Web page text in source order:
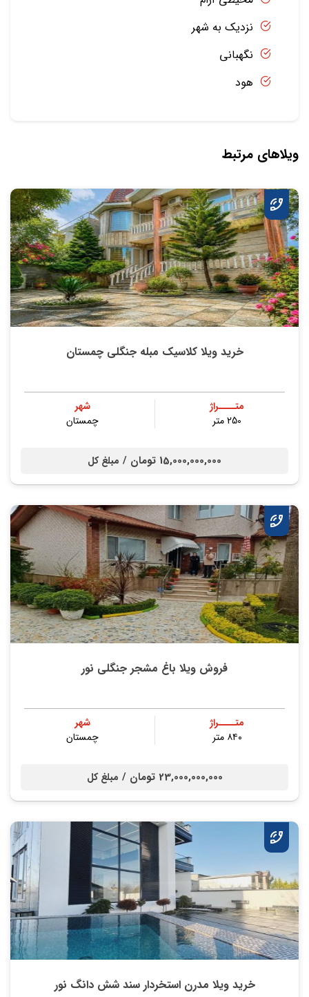
نزدیک به شهر
نگهبانی
هود
ویلاهای مرتبط
خرید ویلا کلاسیک مبله جنگلی چمستان
متــــراژ
250 متر
شهر
چمستان
15,000,000,000 تومان / مبلغ کل
فروش ویلا باغ مشجر جنگلی نور
متــــراژ
۸۴۰ متر
شهر
چمستان
23,000,000,000 تومان / مبلغ کل
خرید ویلا مدرن استخردار سند شش دانگ نور